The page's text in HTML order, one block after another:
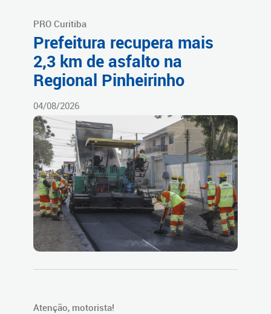
PRO Curitiba
Prefeitura recupera mais
2,3 km de asfalto na
Regional Pinheirinho
04/08/2026
Atenção, motorista!